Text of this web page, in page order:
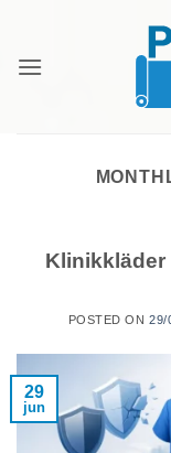
content
Klinikkläder
POSTED ON29/
29
jun